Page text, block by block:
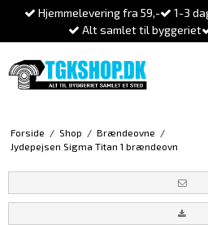
Hjemmelevering fra 59,-
1-3
Alt samlet til byggeriet
Forside / Shop / Brændeovne /
Jydepejsen Sigma Titan 1 brændeovn